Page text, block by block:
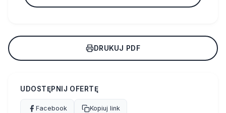
DRUKUJ PDF
UDOSTĘPNIJ OFERTĘ
Facebook Kopiuj link